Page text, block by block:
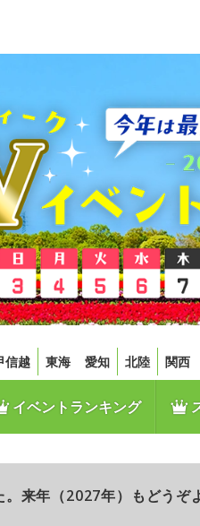
信越 東海 愛知 北陸 関西
イベントランキング
来年（2027年）もどうぞ